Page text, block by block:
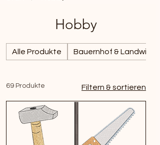
Hobby
Alle Produkte Bauernhof &
69 Produkte Filtern & sortieren